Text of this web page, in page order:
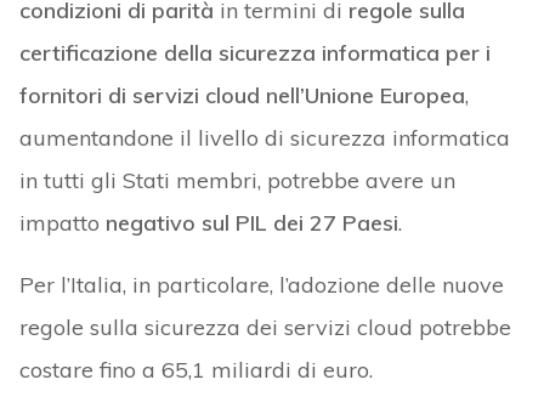
condizioni di parità in termini di regole sulla
certificazione della sicurezza informatica per i
fornitori di servizi cloud nell’Unione Europea,
aumentandone il livello di sicurezza informatica
in tutti gli Stati membri, potrebbe avere un
impatto negativo sul PIL dei 27 Paesi.
Per l’Italia, in particolare, l’adozione delle nuove
regole sulla sicurezza dei servizi cloud potrebbe
costare fino a 65,1 miliardi di euro.